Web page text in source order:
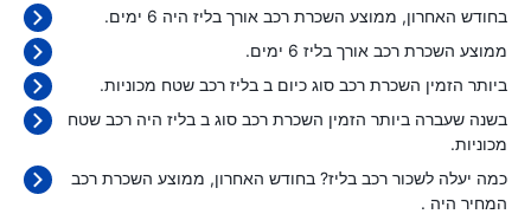
בחודש האחרון, ממוצע השכרת רכב אורך בליז היה 6 ימים.
ממוצע השכרת רכב אורך בליז 6 ימים.
ביותר הזמין השכרת רכב סוג כיום ב בליז רכב שטח מכוניות.
בשנה שעברה ביותר הזמין השכרת רכב סוג ב בליז היה רכב שטח
מכוניות.
כמה יעלה לשכור רכב בליז? בחודש האחרון, ממוצע השכרת רכב
המחיר היה .